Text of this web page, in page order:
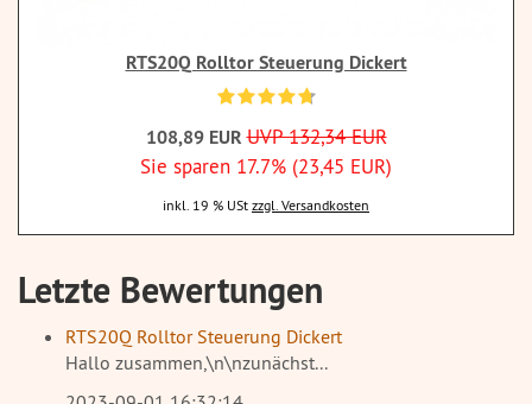
RTS20Q Rolltor Steuerung Dickert
108,89 EUR UVP 132,34 EUR
Sie sparen 17.7% (23,45 EUR)
inkl. 19 % USt zzgl. Versandkosten
Letzte Bewertungen
RTS20Q Rolltor Steuerung Dickert
Hallo zusammen,\n\nzunächst...